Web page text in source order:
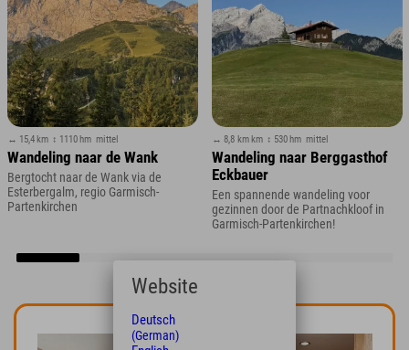
↔ 15,4 km ↕ 1110 hm mittel
Wandeling naar de Wank
Bergtocht naar de Wank via de
Esterbergalm, regio Garmisch-
Partenkirchen
↔ 8,8 km km ↕ 530 hm mittel
Wandeling naar Berggasthof
Eckbauer
Een spannende wandeling voor
gezinnen door de Partnachkloof in
Garmisch-Partenkirchen!
Website
Deutsch
(German)